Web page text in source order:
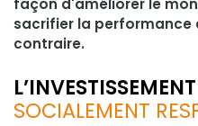
façon d'améliorer le
sacrifier la performance
contraire.
L’INVESTISSEMENT
SOCIALEMENT